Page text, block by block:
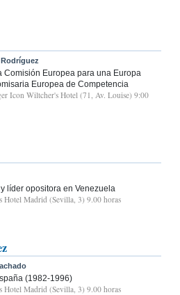
Europea para una Europa
Europea de Competencia
Icon Wiltcher's Hotel (71, Av. Louise) 9:00
líder opositora en Venezuela
Hotel Madrid (Sevilla, 3) 9.00 horas
(1982-1996)
Hotel Madrid (Sevilla, 3) 9.00 horas